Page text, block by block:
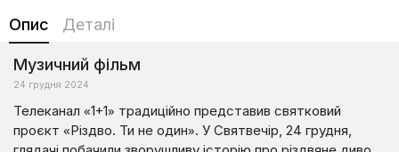
Опис Деталі
Музичний фільм
24 грудня 2024
Телеканал «1+1» традиційно представив святковий
проєкт «Різдво. Ти не один». У Святвечір, 24 грудня,